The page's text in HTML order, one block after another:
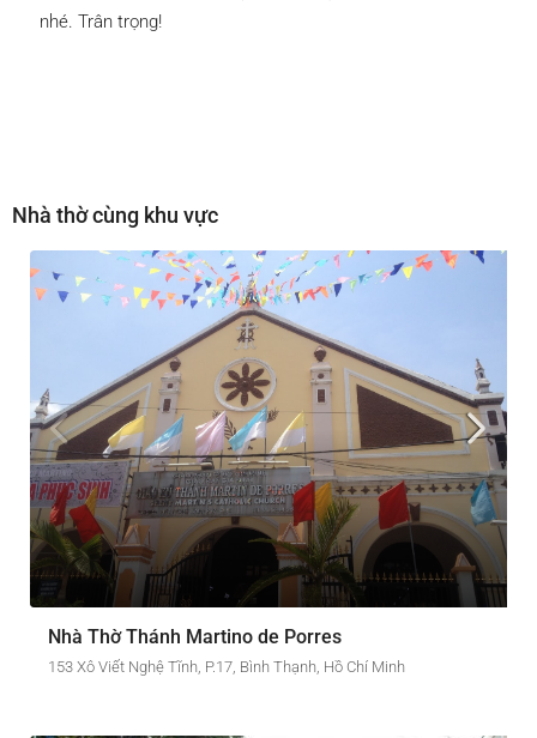
nhé. Trân trọng!
Nhà thờ cùng khu vực
Nhà Thờ Thánh Martino de Porres
153 Xô Viết Nghệ Tĩnh, P.17, Bình Thạnh, Hồ Chí Minh